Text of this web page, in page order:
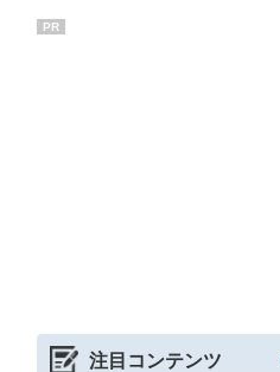
PR
注目コンテンツ